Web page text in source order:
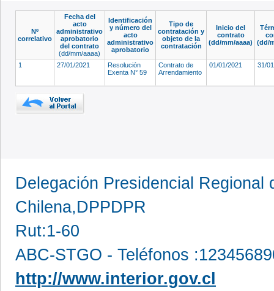
Nº
correlativo
Fecha del
acto
administrativo
aprobatorio
del contrato
(dd/mm/aaaa)
Identificación
y número del
acto
administrativo
aprobatorio
Tipo de
contratación y
objeto de la
contratación
Inicio del
contrato
(dd/mm/aaaa)
(dd/
1 27/01/2021
Resolución
Exenta N° 59
Contrato de
Arrendamiento
01/01/2021 31/
Delegación Presidencial Regional
Chilena,DPPDPR
Rut:1-60
ABC-STGO - Teléfonos
http://www.interior.gov.cl